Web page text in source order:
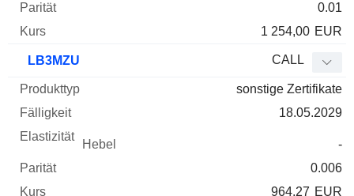
0.01
1 254,00 EUR
LB3MZU CALL
sonstige Zertifikate
18.05.2029
-
0.006
964,27 EUR